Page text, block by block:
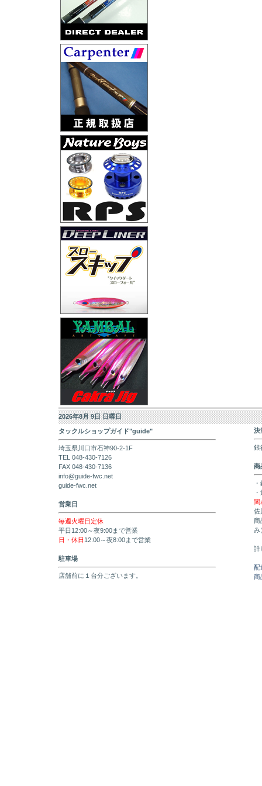
2026年8月 9日 日曜日
タックルショップガイド"guide"
埼玉県川口市石神90-2-1F
TEL 048-430-7126
FAX 048-430-7136
info@guide-fwc.net
guide-fwc.net
営業日
毎週火曜日定休
平日12:00～夜9:00まで営業
日・休日 12:00～夜8:00まで営業
駐車場
店舗前に１台分ございます。
決
銀
商
関
佐
商
み
詳
配
商